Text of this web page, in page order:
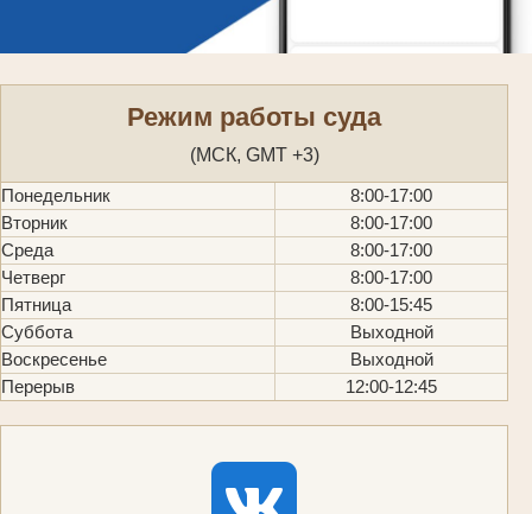
Режим работы суда
(МСК, GMT +3)
Понедельник
8:00-17:00
Вторник
8:00-17:00
Среда
8:00-17:00
Четверг
8:00-17:00
Пятница
8:00-15:45
Суббота
Выходной
Воскресенье
Выходной
Перерыв
12:00-12:45